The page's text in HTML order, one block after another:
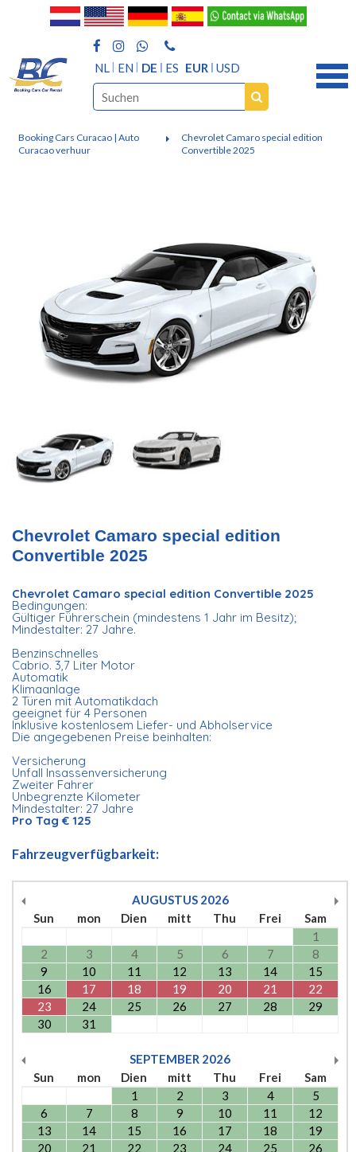
NL EN DE ES EUR USD
Booking Cars Curacao | Auto
Curacao verhuur
Chevrolet Camaro special edition
Convertible 2025
Chevrolet Camaro special edition
Convertible 2025
Chevrolet Camaro special edition Convertible 2025
Bedingungen:
Gültiger Führerschein (mindestens 1 Jahr im Besitz);
Mindestalter: 27 Jahre.
Benzinschnelles
Cabrio. 3,7 Liter Motor
Automatik
Klimaanlage
2 Türen mit Automatikdach
geeignet für 4 Personen
Inklusive kostenlosem Liefer- und Abholservice
Die angegebenen Preise beinhalten:
Versicherung
Unfall Insassenversicherung
Zweiter Fahrer
Unbegrenzte Kilometer
Mindestalter: 27 Jahre
Pro Tag € 125
Fahrzeugverfügbarkeit:
AUGUSTUS 2026
Sun
mon Dien mitt Thu Frei
Sam
1
2
3 4 5 6 7
8
9
10 11 12 13 14
15
16
17 18 19 20 21
22
23
24 25 26 27 28
29
30
31
SEPTEMBER 2026
Sun
mon Dien mitt Thu Frei
Sam
1
2 3 4
5
6
7 8 9 10 11
12
13
14 15 16 17 18
19
20
21 22 23 24 25
26